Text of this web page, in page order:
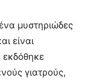
μυστηριώδες
είναι
εκδόθηκε
γιατρούς,